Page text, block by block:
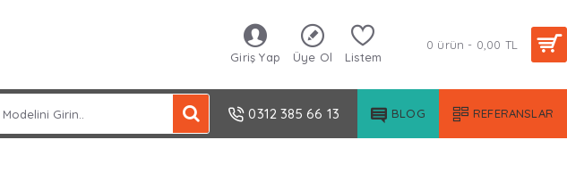
Giriş Yap Üye Ol Listem
0 ürün - 0,00 TL
0312 385 66 13 BLOG REFERANSLAR